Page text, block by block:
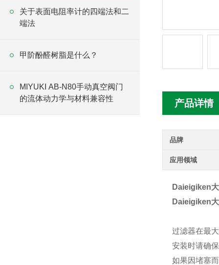
产品详情
品牌
应用领域
Daieigiken
Daieigiken
过滤器在最
安装时请确
如果因堵塞
关于表面电阻率计的四端法和二
端法
甲阶酚醛树脂是什么？
MIYUKI AB-N80手动真空阀门
的流体动力学与材料兼容性